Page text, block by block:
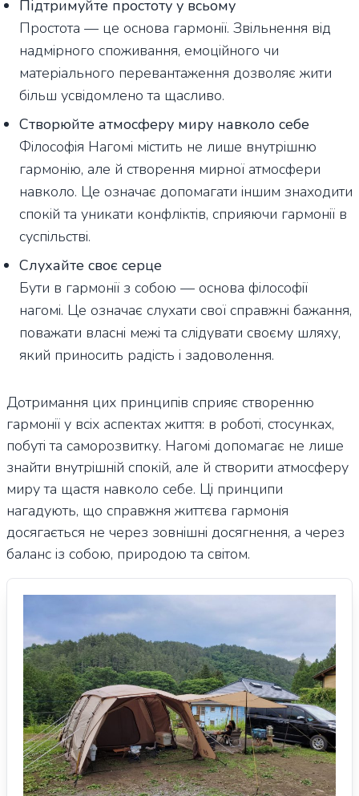
Підтримуйте простоту у всьому
Простота — це основа гармонії. Звільнення від
надмірного споживання, емоційного чи
матеріального перевантаження дозволяє жити
більш усвідомлено та щасливо.
Створюйте атмосферу миру навколо себе
Філософія Нагомі містить не лише внутрішню
гармонію, але й створення мирної атмосфери
навколо. Це означає допомагати іншим знаходити
спокій та уникати конфліктів, сприяючи гармонії в
суспільстві.
Слухайте своє серце
Бути в гармонії з собою — основа філософії
нагомі. Це означає слухати свої справжні бажання,
поважати власні межі та слідувати своєму шляху,
який приносить радість і задоволення.
Дотримання цих принципів сприяє створенню
гармонії у всіх аспектах життя: в роботі, стосунках,
побуті та саморозвитку. Нагомі допомагає не лише
знайти внутрішній спокій, але й створити атмосферу
миру та щастя навколо себе. Ці принципи
нагадують, що справжня життєва гармонія
досягається не через зовнішні досягнення, а через
баланс із собою, природою та світом.